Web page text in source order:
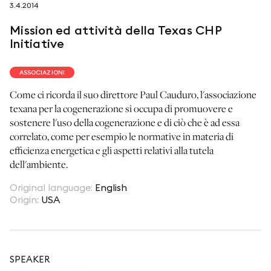
seguici su
netzerotube
3.4.2014
Mission ed attività della Texas CHP
Initiative
ASSOCIAZIONI
Come ci ricorda il suo direttore Paul Cauduro, l'associazione
texana per la cogenerazione si occupa di promuovere e
sostenere l'uso della cogenerazione e di ciò che è ad essa
correlato, come per esempio le normative in materia di
efficienza energetica e gli aspetti relativi alla tutela
dell'ambiente.
Original language: English
Origin: USA
SPEAKER